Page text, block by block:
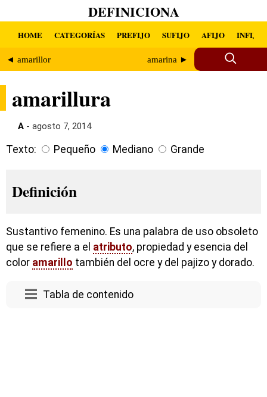
DEFINICIONA
HOME CATEGORÍAS PREFIJO SUFIJO AFIJO INFIJO
◄ amarillor amarina ►
amarillura
A - agosto 7, 2014
Texto: Pequeño Mediano Grande
Definición
Sustantivo femenino. Es una palabra de uso obsoleto
que se refiere a el atributo, propiedad y esencia del
color amarillo también del ocre y del pajizo y dorado.
Tabla de contenido